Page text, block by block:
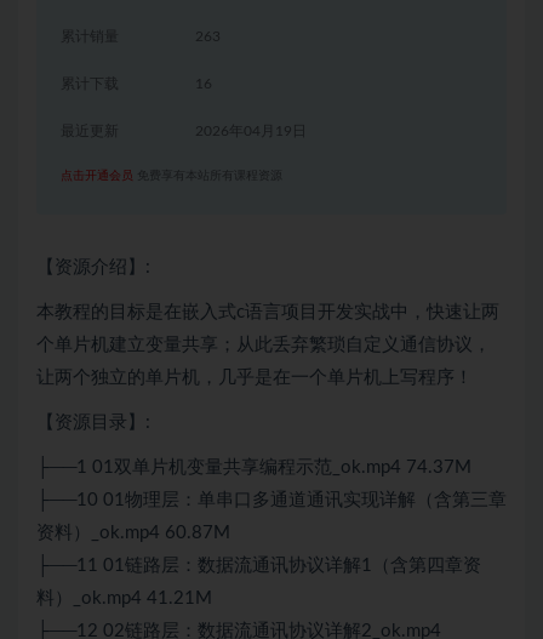
累计销量 263
累计下载 16
2026年04月19日
点击开通会员 免费享有本站所有课程资源
【资源介绍】:
本教程的目标是在 嵌入式c语言项目开发实战中，快速让两
个单片机建立变量共享；从此丢弃繁琐自定义通信协议，
让两个独立的单片机，几乎是在一个单片机上写程序！
【资源目录】:
├──1 01双单片机变量共享编程示范_ok.mp4 74.37M
├──10 01物理层：单串口多通道通讯实现详解（含第三章
资料）_ok.mp4 60.87M
├──11 01链路层：数据流通讯协议详解1（含第四章资
料）_ok.mp4 41.21M
├──12 02链路层：数据流通讯协议详解2_ok.mp4